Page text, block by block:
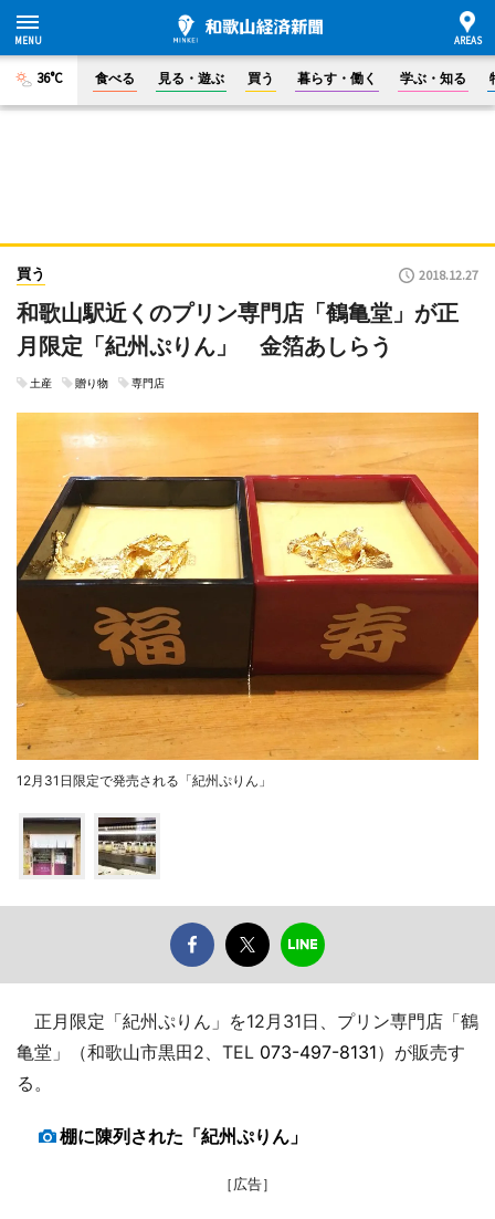
36°C 食べる 見る・遊ぶ 買う 暮らす・働く 学ぶ・知る
買う 2018.12.27
和歌山駅近くのプリン専門店「鶴亀堂」が正
月限定「紀州ぷりん」 金箔あしらう
土産 贈り物 専門店
12月31日限定で発売される「紀州ぷりん」
正月限定「紀州ぷりん」を12月31日、プリン専門店「鶴
亀堂」（和歌山市黒田2、TEL 073-497-8131）が販売す
る。
棚に陳列された「紀州ぷりん」
［広告］